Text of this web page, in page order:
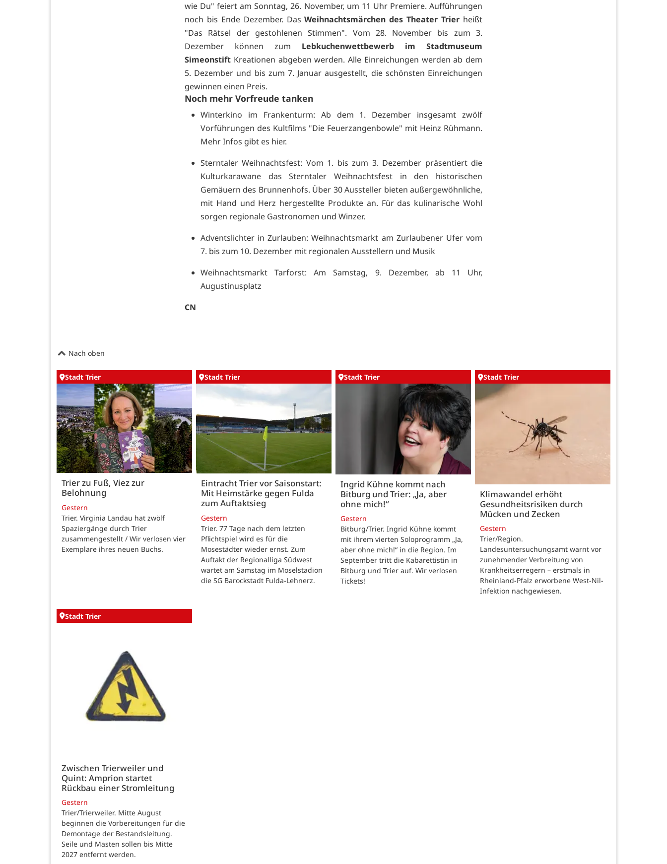
wie Du" feiert am Sonntag, 26. November, um 11 Uhr Premiere. Aufführungen
noch bis Ende Dezember. DasWeihnachtsmärchen des Theater Trier heißt
"Das Rätsel der gestohlenen Stimmen". Vom 28. November bis zum 3.
Dezember können zum Lebkuchenwettbewerb im Stadtmuseum
Simeonstift Kreationen abgeben werden. Alle Einreichungen werden ab dem
5. Dezember und bis zum 7. Januar ausgestellt, die schönsten Einreichungen
gewinnen einen Preis.
Noch mehr Vorfreude tanken
Winterkino im Frankenturm: Ab dem 1. Dezember insgesamt zwölf
Vorführungen des Kultfilms "Die Feuerzangenbowle" mit Heinz Rühmann.
Mehr Infos gibt es hier.
Sterntaler Weihnachtsfest: Vom 1. bis zum 3. Dezember präsentiert die
Kulturkarawane das Sterntaler Weihnachtsfest in den historischen
Gemäuern des Brunnenhofs. Über 30 Aussteller bieten außergewöhnliche,
mit Hand und Herz hergestellte Produkte an. Für das kulinarische Wohl
sorgen regionale Gastronomen und Winzer.
Adventslichter in Zurlauben: Weihnachtsmarkt am Zurlaubener Ufer vom
7. bis zum 10. Dezember mit regionalen Ausstellern und Musik
Weihnachtsmarkt Tarforst: Am Samstag, 9. Dezember, ab 11 Uhr,
Augustinusplatz
CN
Nach oben
Stadt Trier
Trier zu Fuß, Viez zur
Belohnung
Gestern
Trier. Virginia Landau hat zwölf
Spaziergänge durch Trier
zusammengestellt / Wir verlosen vier
Exemplare ihres neuen Buchs.
Stadt Trier
Eintracht Trier vor Saisonstart:
Mit Heimstärke gegen Fulda
zum Auftaktsieg
Gestern
Trier. 77 Tage nach dem letzten
Pflichtspiel wird es für die
Mosestädter wieder ernst. Zum
Auftakt der Regionalliga Südwest
wartet am Samstag im Moselstadion
die SG Barockstadt Fulda-Lehnerz.
Stadt Trier
Ingrid Kühne kommt nach
Bitburg und Trier: „Ja, aber
ohne mich!“
Gestern
Bitburg/Trier. Ingrid Kühne kommt
mit ihrem vierten Soloprogramm „Ja,
aber ohne mich!“ in die Region. Im
September tritt die Kabarettistin in
Bitburg und Trier auf. Wir verlosen
Tickets!
Stadt Trier
Klimawandel erhöht
Gesundheitsrisiken durch
Mücken und Zecken
Gestern
Trier/Region.
Landesuntersuchungsamt warnt vor
zunehmender Verbreitung von
Krankheitserregern – erstmals in
Rheinland-Pfalz erworbene West-Nil-
Infektion nachgewiesen.
Stadt Trier
Zwischen Trierweiler und
Quint: Amprion startet
Rückbau einer Stromleitung
Gestern
Trier/Trierweiler. Mitte August
beginnen die Vorbereitungen für die
Demontage der Bestandsleitung.
Seile und Masten sollen bis Mitte
2027 entfernt werden.